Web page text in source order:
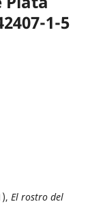
1-5
El rostro del